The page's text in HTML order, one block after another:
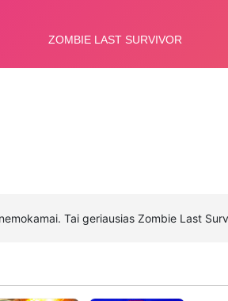
Tai geriausias Zombie Last